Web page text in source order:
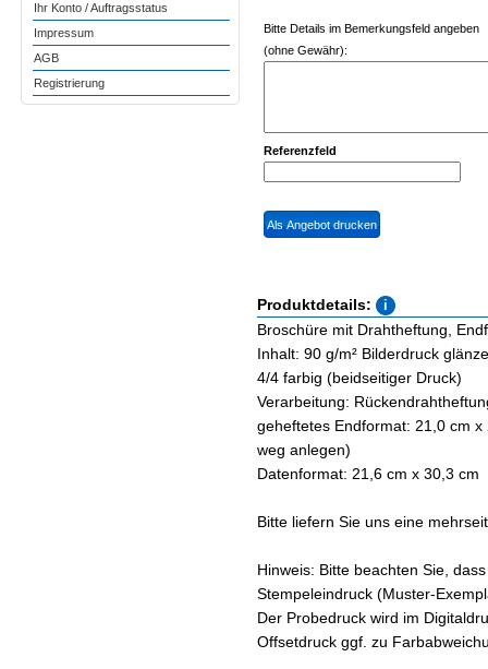
Ihr Konto / Auftragsstatus
Impressum
AGB
Registrierung
Bitte Details im Bemerkungsfeld angeben
(ohne Gewähr):
Referenzfeld
Produktdetails:
Broschüre mit Drahtheftung,
Inhalt: 90 g/m² Bilderdruck
4/4 farbig (beidseitiger Druck)
Verarbeitung:
geheftetes Endformat: 21,0 cm
weg anlegen)
Datenformat: 21,6 cm x 30,3 cm
Bitte liefern Sie uns eine
Hinweis: Bitte beachten Sie,
Stempeleindruck (Muster-
Der Probedruck wird im
Offsetdruck ggf. zu